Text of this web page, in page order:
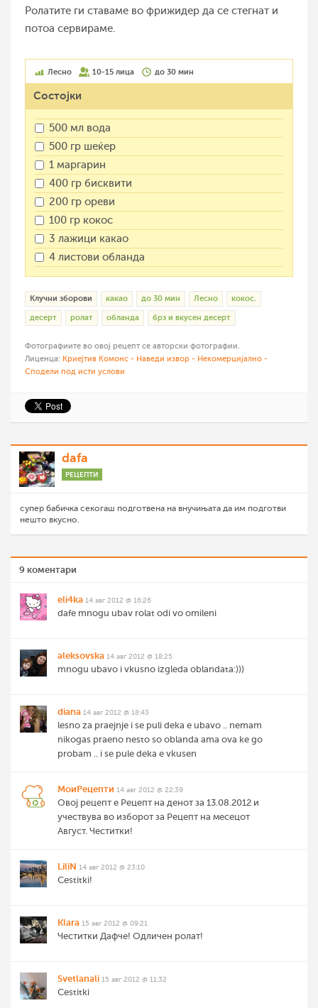
Ролатите ги ставаме во фрижидер да се стегнат и
потоа сервираме.
Лесно 10-15 лица до 30 мин
Состојки
500 мл вода
500 гр шеќер
1 маргарин
400 гр бисквити
200 гр ореви
100 гр кокос
3 лажици какао
4 листови обланда
Клучни зборови какао до 30 мин Лесно кокос.
десерт ролат обланда брз и вкусен десерт
Фотографиите во овој рецепт се авторски фотографии.
Лиценца: Криејтив Комонс - Наведи извор - Некомерцијално -
Сподели под исти услови
dafa
РЕЦЕПТИ
супер бабичка секогаш подготвена на внучињата да им подготви
нешто вкусно.
9 коментари
eli4ka 14 авг 2012 @ 16:26
dafe mnogu ubav rolat odi vo omileni
aleksovska 14 авг 2012 @ 18:25
mnogu ubavo i vkusno izgleda oblandata:)))
diana 14 авг 2012 @ 18:43
lesno za praejnje i se puli deka e ubavo .. nemam
nikogas praeno nesto so oblanda ama ova ke go
probam .. i se pule deka e vkusen
МоиРецепти 14 авг 2012 @ 22:39
Овој рецепт е Рецепт на денот за 13.08.2012 и
учествува во изборот за Рецепт на месецот
Август. Честитки!
LiliN 14 авг 2012 @ 23:10
Cestitki!
Klara 15 авг 2012 @ 09:21
Честитки Дафче! Одличен ролат!
Svetlanali 15 авг 2012 @ 11:32
Cestitki